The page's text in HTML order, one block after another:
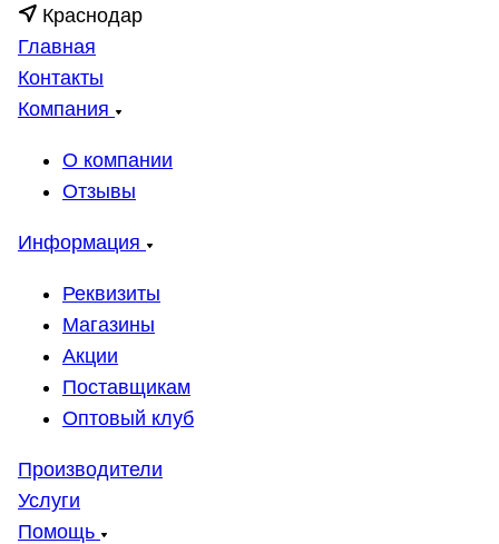
Краснодар
Главная
Контакты
Компания
О компании
Отзывы
Информация
Реквизиты
Магазины
Акции
Поставщикам
Оптовый клуб
Производители
Услуги
Помощь